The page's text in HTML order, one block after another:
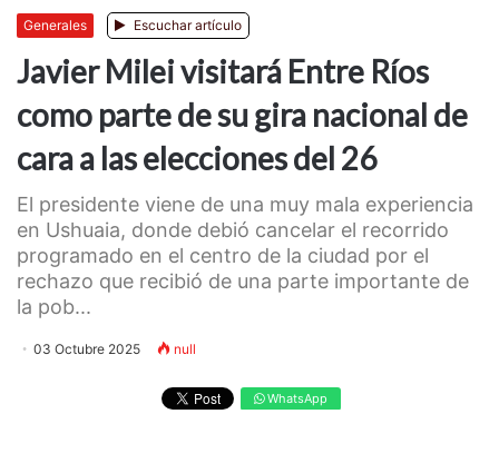
Generales Escuchar artículo
Javier Milei visitará Entre Ríos
como parte de su gira nacional de
cara a las elecciones del 26
El presidente viene de una muy mala experiencia
en Ushuaia, donde debió cancelar el recorrido
programado en el centro de la ciudad por el
rechazo que recibió de una parte importante de
la pob...
03 Octubre 2025 null
WhatsApp